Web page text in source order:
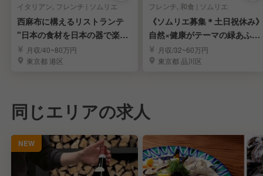
イタリアン, フレンチ | ソムリエ
西麻布に構えるリストランテ
"日本の食材を日本の器で楽し
む”サーヴィス担当
月収/40~80万円
東京都 港区
フレンチ, 和食 | ソムリエ
《ソムリエ募集＊土日祝休み》
自然×健康がテーマの緑あふれ
るカフェレストラン
月収/32~60万円
東京都 品川区
同じエリアの求人
NEW